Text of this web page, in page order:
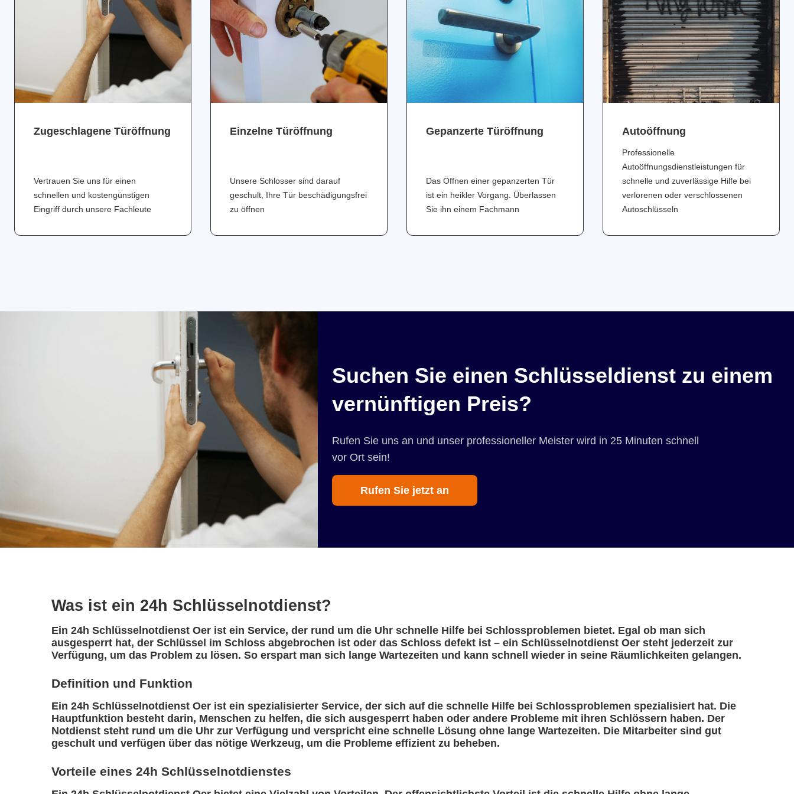
Zugeschlagene Türöffnung
Vertrauen Sie uns für einen
schnellen und kostengünstigen
Eingriff durch unsere Fachleute
Einzelne Türöffnung
Unsere Schlosser sind darauf
geschult, Ihre Tür beschädigungsfrei
zu öffnen
Gepanzerte Türöffnung
Das Öffnen einer gepanzerten Tür
ist ein heikler Vorgang. Überlassen
Sie ihn einem Fachmann
Аutoöffnung
Professionelle
Autoöffnungsdienstleistungen für
schnelle und zuverlässige Hilfe bei
verlorenen oder verschlossenen
Autoschlüsseln
Suchen Sie einen Schlüsseldienst zu einem
vernünftigen Preis?
Rufen Sie uns an und unser professioneller Meister wird in 25 Minuten schnell
vor Ort sein!
Rufen Sie jetzt an
Was ist ein 24h Schlüsselnotdienst?
Ein 24h Schlüsselnotdienst Oer ist ein Service, der rund um die Uhr schnelle Hilfe bei Schlossproblemen bietet. Egal ob man sich
ausgesperrt hat, der Schlüssel im Schloss abgebrochen ist oder das Schloss defekt ist – ein Schlüsselnotdienst Oer steht jederzeit zur
Verfügung, um das Problem zu lösen. So erspart man sich lange Wartezeiten und kann schnell wieder in seine Räumlichkeiten gelangen.
Definition und Funktion
Ein 24h Schlüsselnotdienst Oer ist ein spezialisierter Service, der sich auf die schnelle Hilfe bei Schlossproblemen spezialisiert hat. Die
Hauptfunktion besteht darin, Menschen zu helfen, die sich ausgesperrt haben oder andere Probleme mit ihren Schlössern haben. Der
Notdienst steht rund um die Uhr zur Verfügung und verspricht eine schnelle Lösung ohne lange Wartezeiten. Die Mitarbeiter sind gut
geschult und verfügen über das nötige Werkzeug, um die Probleme effizient zu beheben.
Vorteile eines 24h Schlüsselnotdienstes